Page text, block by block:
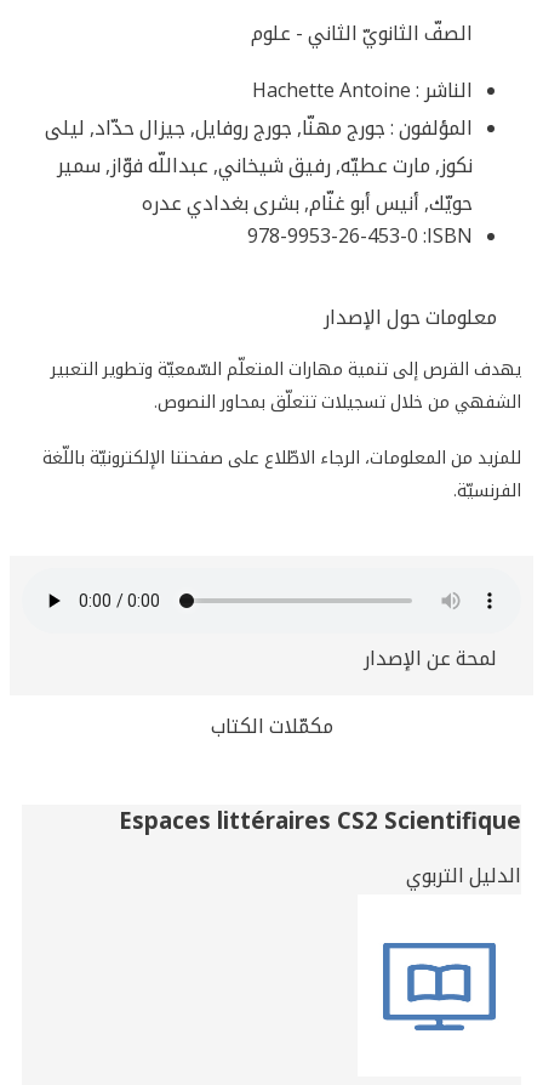
الصفّ الثانويّ الثاني - علوم
الناشر : Hachette Antoine
المؤلفون : جورج مهنّا, جورج روفايل, جيزال حدّاد, ليلى
نكوز, مارت عطيّه, رفيق شيخاني, عبداللّه فوّاز, سمير
حويّك, أنيس أبو غنّام, بشرى بغدادي عدره
ISBN:
978-9953-26-453-0
معلومات حول الإصدار
يهدف القرص إلى تنمية مهارات المتعلّم السّمعيّة وتطوير التعبير
الشفهي من خلال تسجيلات تتعلّق بمحاور النصوص.
للمزيد من المعلومات، الرجاء الاطّلاع على صفحتنا الإلكترونيّة باللّغة
الفرنسيّة.
لمحة عن الإصدار
مكمّلات الكتاب
Related
Books
Espaces littéraires CS2 Scientifique
الدليل التربوي